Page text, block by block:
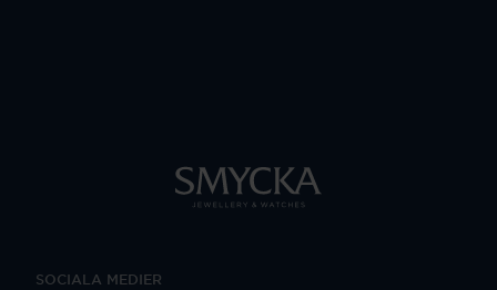
SOCIALA MEDIER